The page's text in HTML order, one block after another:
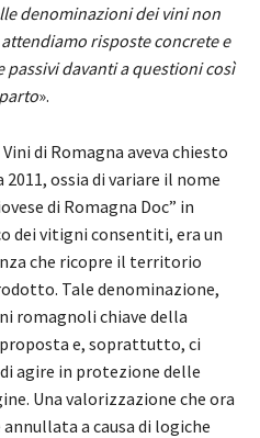
denominazioni dei vini non
risposte concrete e
passivi davanti a questioni così
».
di Romagna aveva chiesto
ossia di variare il nome
di Romagna Doc” in
dei vitigni consentiti, era un
che ricopre il territorio
Tale denominazione,
romagnoli chiave della
e, soprattutto, ci
agire in protezione delle
Una valorizzazione che ora
a causa di logiche